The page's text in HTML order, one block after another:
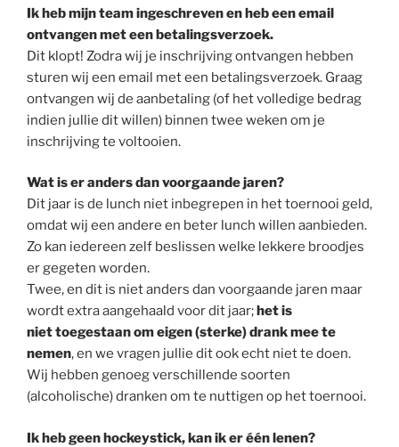
Ik heb mijn team ingeschreven en heb een email
ontvangen met een betalingsverzoek.
Dit klopt! Zodra wij je inschrijving ontvangen hebben
sturen wij een email met een betalingsverzoek. Graag
ontvangen wij de aanbetaling (of het volledige bedrag
indien jullie dit willen) binnen twee weken om je
inschrijving te voltooien.
Wat is er anders dan voorgaande jaren?
Dit jaar is de lunch niet inbegrepen in het toernooi geld,
omdat wij een andere en beter lunch willen aanbieden.
Zo kan iedereen zelf beslissen welke lekkere broodjes
er gegeten worden.
Twee, en dit is niet anders dan voorgaande jaren maar
wordt extra aangehaald voor dit jaar; het is
niet toegestaan om eigen (sterke) drank mee te
nemen, en we vragen jullie dit ook echt niet te doen.
Wij hebben genoeg verschillende soorten
(alcoholische) dranken om te nuttigen op het toernooi.
Ik heb geen hockeystick, kan ik er één lenen?